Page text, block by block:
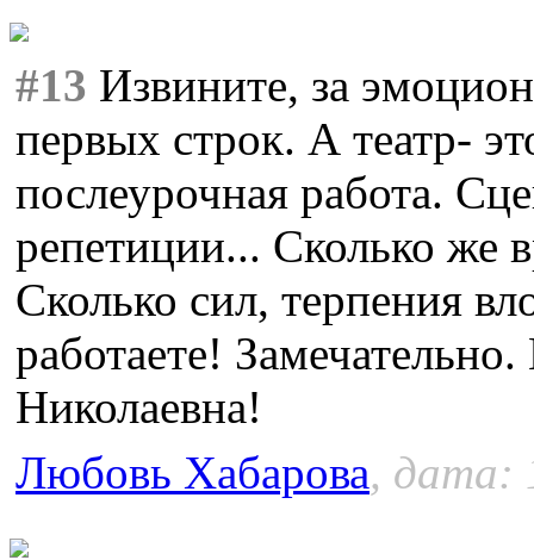
#13 Извините, за
первых строк. А театр-
послеурочная работа.
репетиции... Сколько же
Сколько сил, терпения
работаете!
Николаевна!
Любовь Хабарова, дата: